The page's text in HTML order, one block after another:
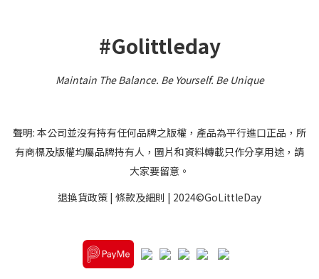
#Golittleday
Maintain The Balance. Be Yourself.Be Unique
聲明: 本公司並沒有持有任何品牌之版權，產品為平行進口正品，所
有商標及版權均屬品牌持有人，圖片和資料轉載只作分享用途，請
大家要留意。
退換貨政策 | 條款及細則 | 2024©GoLittleDay